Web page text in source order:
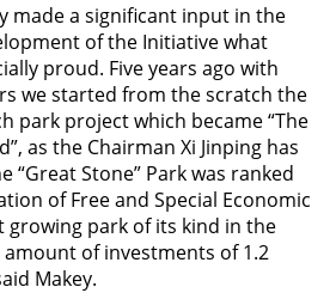
made a significant input in the
of the Initiative what
proud. Five years ago with
we started from the scratch the
park project which became “The
as the Chairman Xi Jinping has
“Great Stone” Park was ranked
of Free and Special Economic
growing park of its kind in the
of investments of 1.2
Makey.